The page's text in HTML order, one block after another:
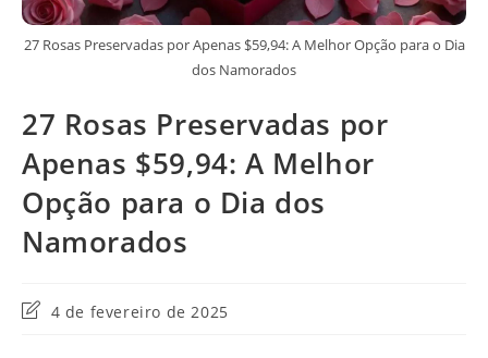
27 Rosas Preservadas por Apenas $59,94: A Melhor Opção para o Dia
dos Namorados
27 Rosas Preservadas por
Apenas $59,94: A Melhor
Opção para o Dia dos
Namorados
Última4 de fevereiro de 2025